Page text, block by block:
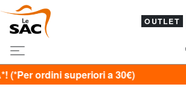
OUTLET
a 30€)